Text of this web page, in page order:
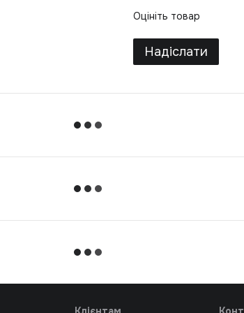
Оцініть товар
Надіслати